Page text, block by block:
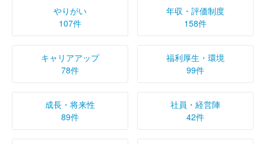
やりがい
107件
年収・評価制度
158件
キャリアアップ
78件
福利厚生・環境
99件
成長・将来性
89件
社員・経営陣
42件